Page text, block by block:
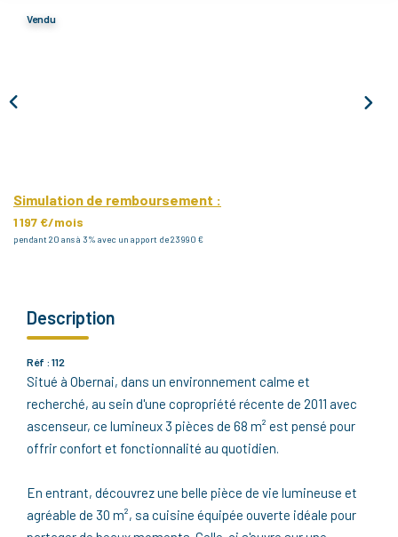
Vendu
Simulation de remboursement :
1 197 €/mois
pendant 20 ans à 3% avec un apport de 23 990 €
Description
Réf : 112
Situé à Obernai, dans un environnement calme et
recherché, au sein d'une copropriété récente de 2011 avec
ascenseur, ce lumineux 3 pièces de 68 m² est pensé pour
offrir confort et fonctionnalité au quotidien.
En entrant, découvrez une belle pièce de vie lumineuse et
agréable de 30 m², sa cuisine équipée ouverte idéale pour